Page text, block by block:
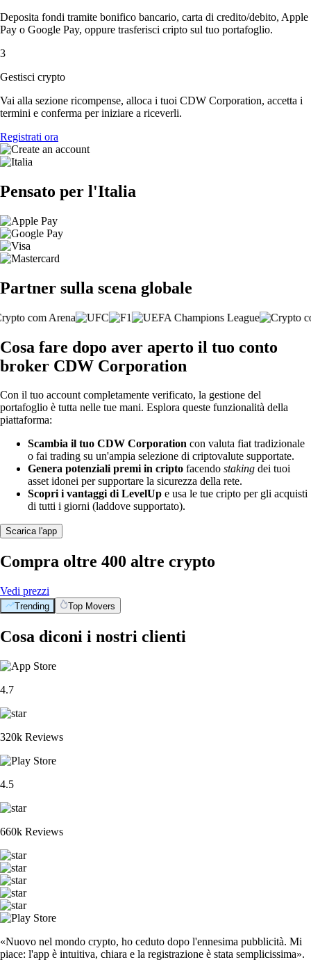
Deposita fondi tramite bonifico bancario, carta di credito/debito, Apple
Pay o Google Pay, oppure trasferisci cripto sul tuo portafoglio.
3
Gestisci crypto
Vai alla sezione ricompense, alloca i tuoi CDW Corporation, accetta i
termini e conferma per iniziare a riceverli.
Registrati ora
Pensato per l'Italia
Partner sulla scena globale
Cosa fare dopo aver aperto il tuo conto
broker CDW Corporation
Con il tuo account completamente verificato, la gestione del
portafoglio è tutta nelle tue mani. Esplora queste funzionalità della
piattaforma:
Scambia il tuo CDW Corporation con valuta fiat tradizionale
o fai trading su un'ampia selezione di criptovalute supportate.
Genera potenziali premi in cripto facendo staking dei tuoi
asset idonei per supportare la sicurezza della rete.
Scopri i vantaggi di LevelUp e usa le tue cripto per gli acquisti
di tutti i giorni (laddove supportato).
Scarica l'app
Compra oltre 400 altre crypto
Vedi prezzi
Trending Top Movers
Cosa diconi i nostri clienti
4.7
320k Reviews
4.5
660k Reviews
«Nuovo nel mondo crypto, ho ceduto dopo l'ennesima pubblicità. Mi
piace: l'app è intuitiva, chiara e la registrazione è stata semplicissima».